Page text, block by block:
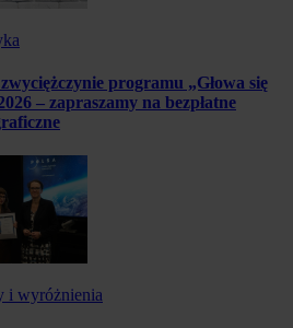
programu „Głowa się
– zapraszamy na bezpłatne
i wyróżnienia